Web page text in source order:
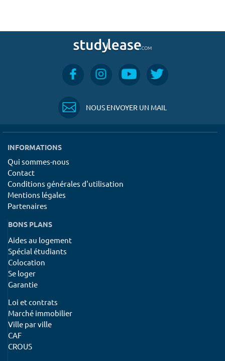
NOUS ENVOYER UN MAIL
INFORMATIONS
Qui sommes-nous
Contact
Conditions générales d'utilisation
Mentions légales
Partenaires
BONS PLANS
Aides au logement
Spécial étudiants
Colocation
Se loger
Garantie
Loi et contrats
Marché immobilier
Ville par ville
CAF
CROUS